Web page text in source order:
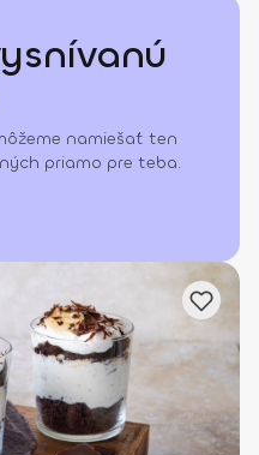
namiešať ten
priamo pre teba.